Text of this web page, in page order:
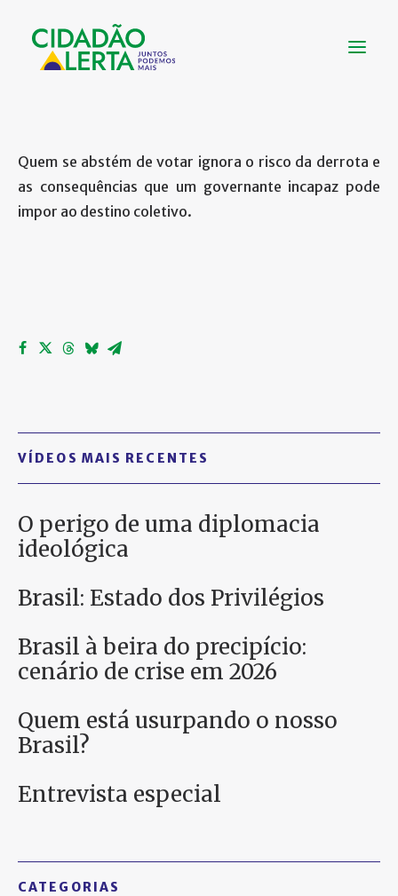
VÍDEOS
NOTÍCIAS
FAÇA UMA DOAÇÃO
Quem se abstém de votar ignora o risco da derrota e
as consequências que um governante incapaz pode
impor ao destino coletivo.
VÍDEOS MAIS RECENTES
O perigo de uma diplomacia
ideológica
Brasil: Estado dos Privilégios
Brasil à beira do precipício:
cenário de crise em 2026
Quem está usurpando o nosso
Brasil?
Entrevista especial
CATEGORIAS